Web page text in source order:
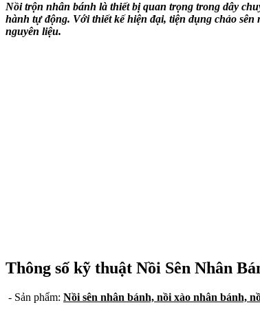
Nồi trộn nhân bánh là thiết bị quan trọng trong dây
hành tự động. Với thiết kế hiện đại, tiện dụng chảo
nguyên liệu.
Thông số kỹ thuật Nồi Sên Nhân
- Sản phẩm: Nồi sên nhân bánh, nồi xào nhân bánh,